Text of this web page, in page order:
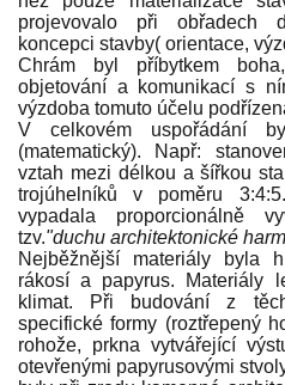
projevovalo při obřadech
koncepci stavby( orientace,
Chrám byl příbytkem
objetování a komunikací s
výzdoba tomuto účelu
V celkovém uspořádání
(matematický). Např:
vztah mezi délkou a šířkou
trojúhelníků v poměru
vypadala proporcionálně
tzv."duchu architektonické
Nejběžnější materiály byla
rákosí a papyrus. Materiály
klimat. Při budování z
specifické formy (roztřepený
rohože, prkna vytvářející
otevřenými papyrusovými